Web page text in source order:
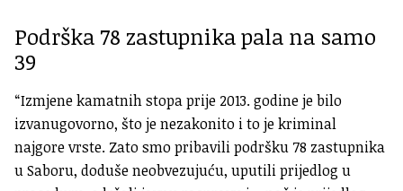
Podrška 78 zastupnika pala na samo
39
“Izmjene kamatnih stopa prije 2013. godine je bilo
izvanugovorno, što je nezakonito i to je kriminal
najgore vrste. Zato smo pribavili podršku 78 zastupnika
u Saboru, doduše neobvezujuću, uputili prijedlog u